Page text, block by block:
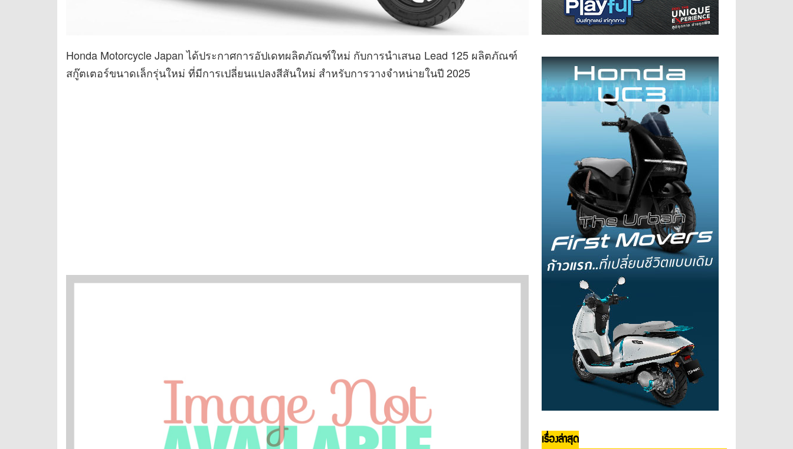
Honda Motorcycle Japan ได้ประกาศการอัปเดทผลิตภัณฑ์ใหม่ กับการนำเสนอ Lead 125 ผลิตภัณฑ์
สกู๊ตเตอร์ขนาดเล็กรุ่นใหม่ ที่มีการเปลี่ยนแปลงสีสันใหม่ สำหรับการวางจำหน่ายในปี 2025
เรื่องล่าสุด